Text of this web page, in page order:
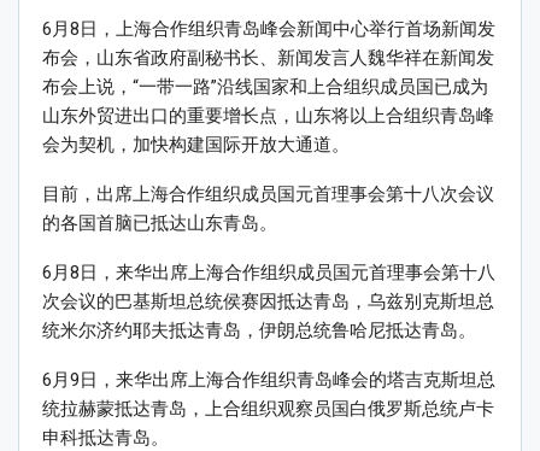
6月8日，上海合作组织青岛峰会新闻中心举行首场新闻发
布会，山东省政府副秘书长、新闻发言人魏华祥在新闻发
布会上说，“一带一路”沿线国家和上合组织成员国已成为
山东外贸进出口的重要增长点，山东将以上合组织青岛峰
会为契机，加快构建国际开放大通道。
目前，出席上海合作组织成员国元首理事会第十八次会议
的各国首脑已抵达山东青岛。
6月8日，来华出席上海合作组织成员国元首理事会第十八
次会议的巴基斯坦总统侯赛因抵达青岛，乌兹别克斯坦总
统米尔济约耶夫抵达青岛，伊朗总统鲁哈尼抵达青岛。
6月9日，来华出席上海合作组织青岛峰会的塔吉克斯坦总
统拉赫蒙抵达青岛，上合组织观察员国白俄罗斯总统卢卡
申科抵达青岛。